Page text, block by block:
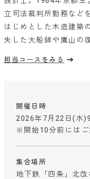
立司法裁判所勤務など
はじめとした木造建築
失した大船鉾や鷹山の
担当コースをみる
開催日時
2026年7月22日(水
※開始10分前にはご
集合場所
地下鉄「四条」北改